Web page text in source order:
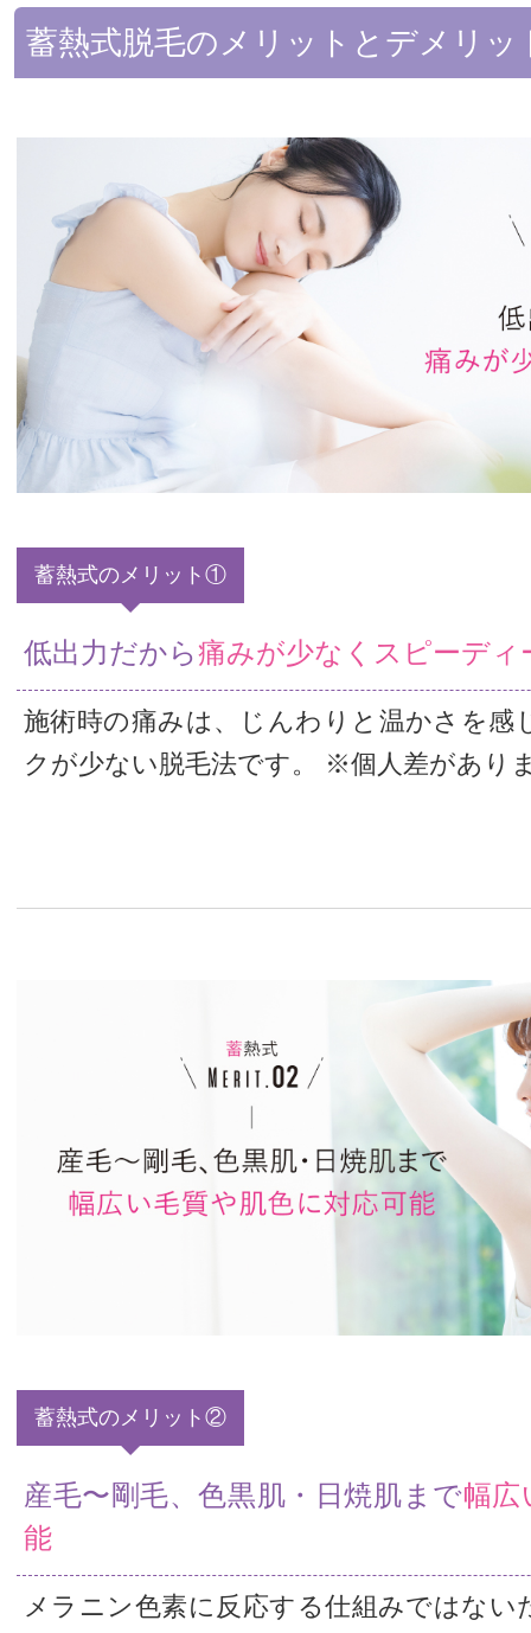
蓄熱式脱毛のメリットとデメリッ
蓄熱式のメリット①
低出力だから痛みが少なくスピーディ
施術時の痛みは、じんわりと温かさを感
クが少ない脱毛法です。 ※個人差があり
蓄熱式のメリット②
産毛〜剛毛、色黒肌・日焼肌まで幅広
能
メラニン色素に反応する仕組みではない